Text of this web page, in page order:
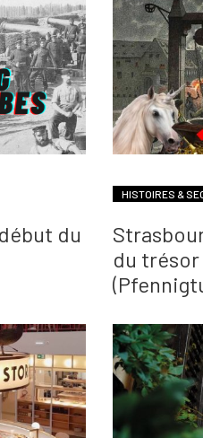
du
HISTOIRES &
du